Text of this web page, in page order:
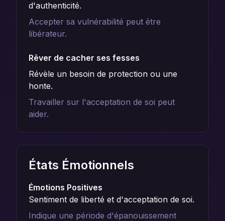
d'authenticité.
Accepter sa vulnérabilité peut être
libérateur.
Rêver de cacher ses fesses
Révèle un besoin de protection ou une
honte.
Travailler sur l'acceptation de soi peut
aider.
États Émotionnels
Émotions Positives
Sentiment de liberté et d'acceptation de soi.
Indique une période d'épanouissement